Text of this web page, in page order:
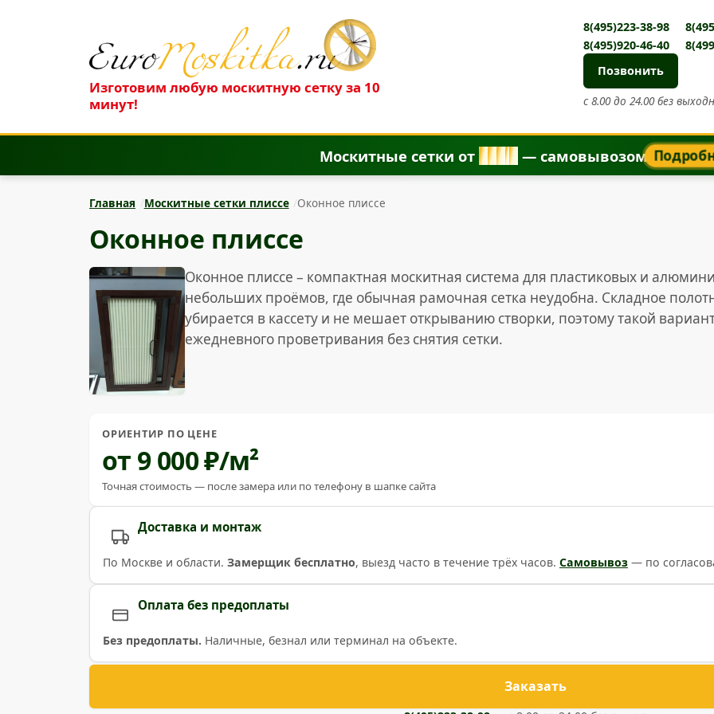
Изготовим любую москитную сетку за 10
минут!
8(495)223-38-98
8(495)920-46-40
Позвонить
с 8.00 до 24.00 без
Москитные сетки от 850 ₽ — самовывозом
Главная Москитные сетки плиссе Оконное плиссе
Оконное плиссе
Оконное плиссе – компактная москитная система для пластиковых и
небольших проёмов, где обычная рамочная сетка неудобна. Складное
убирается в кассету и не мешает открыванию створки, поэтому такой
ежедневного проветривания без снятия сетки.
ОРИЕНТИР ПО ЦЕНЕ
от 9 000 ₽/м²
Точная стоимость — после замера или по телефону в шапке сайта
Доставка и монтаж
По Москве и области. Замерщик бесплатно, выезд часто в течение трёх часов. Самовывоз — по
Оплата без предоплаты
Без предоплаты. Наличные, безнал или терминал на объекте.
Заказать